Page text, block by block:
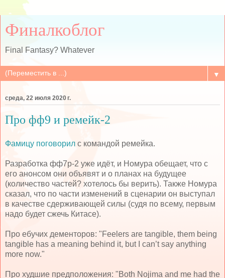
Финалкоблог
Final Fantasy? Whatever
▼
среда, 22 июля 2020 г.
Про фф9 и ремейк-2
Фамицу поговорил с командой ремейка.
Разработка фф7р-2 уже идёт, и Номура обещает, что с
его анонсом они объявят и о планах на будущее
(количество частей? хотелось бы верить). Также Номура
сказал, что по части изменений в сценарии он выступал
в качестве сдерживающей силы (судя по всему, первым
надо будет сжечь Китасе).
Про ебучих дементоров: "Feelers are tangible, them being
tangible has a meaning behind it, but I can’t say anything
more now."
Про худшие предположения: "Both Nojima and me had the